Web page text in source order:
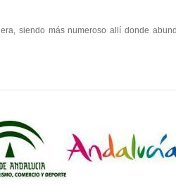
siendo más numeroso allí donde